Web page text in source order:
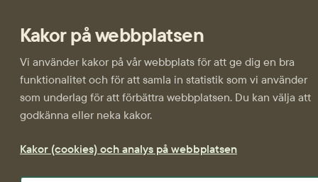
Kakor på webbplatsen
Vi använder kakor på vår webbplats för att ge dig en bra
funktionalitet och för att samla in statistik som vi använder
som underlag för att förbättra webbplatsen. Du kan välja att
godkänna eller neka kakor.
Kakor (cookies) och analys på webbplatsen